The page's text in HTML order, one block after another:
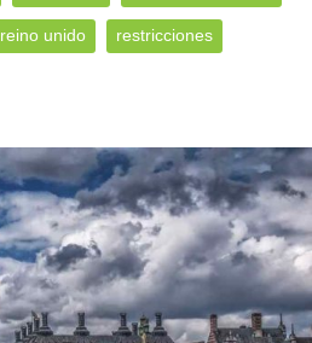
reino unido restricciones